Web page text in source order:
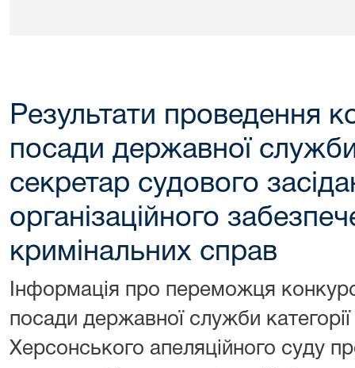
Результати проведення
посади державної служби
секретар судового
організаційного
кримінальних справ
Інформація про переможця
посади державної служби категорії
Херсонського апеляційного суду